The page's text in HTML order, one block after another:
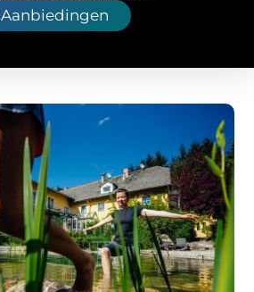
Aanbiedingen